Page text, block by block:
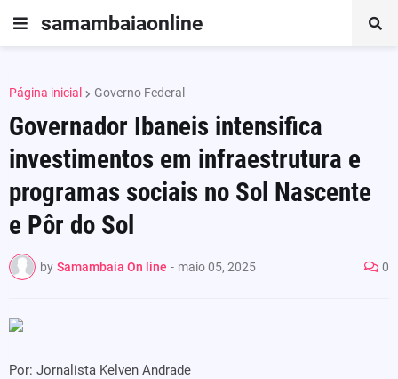
samambaiaonline
Página inicial Governo Federal
Governador Ibaneis intensifica
investimentos em infraestrutura e
programas sociais no Sol Nascente
e Pôr do Sol
by Samambaia On line - maio 05, 2025 0
Por: Jornalista Kelven Andrade